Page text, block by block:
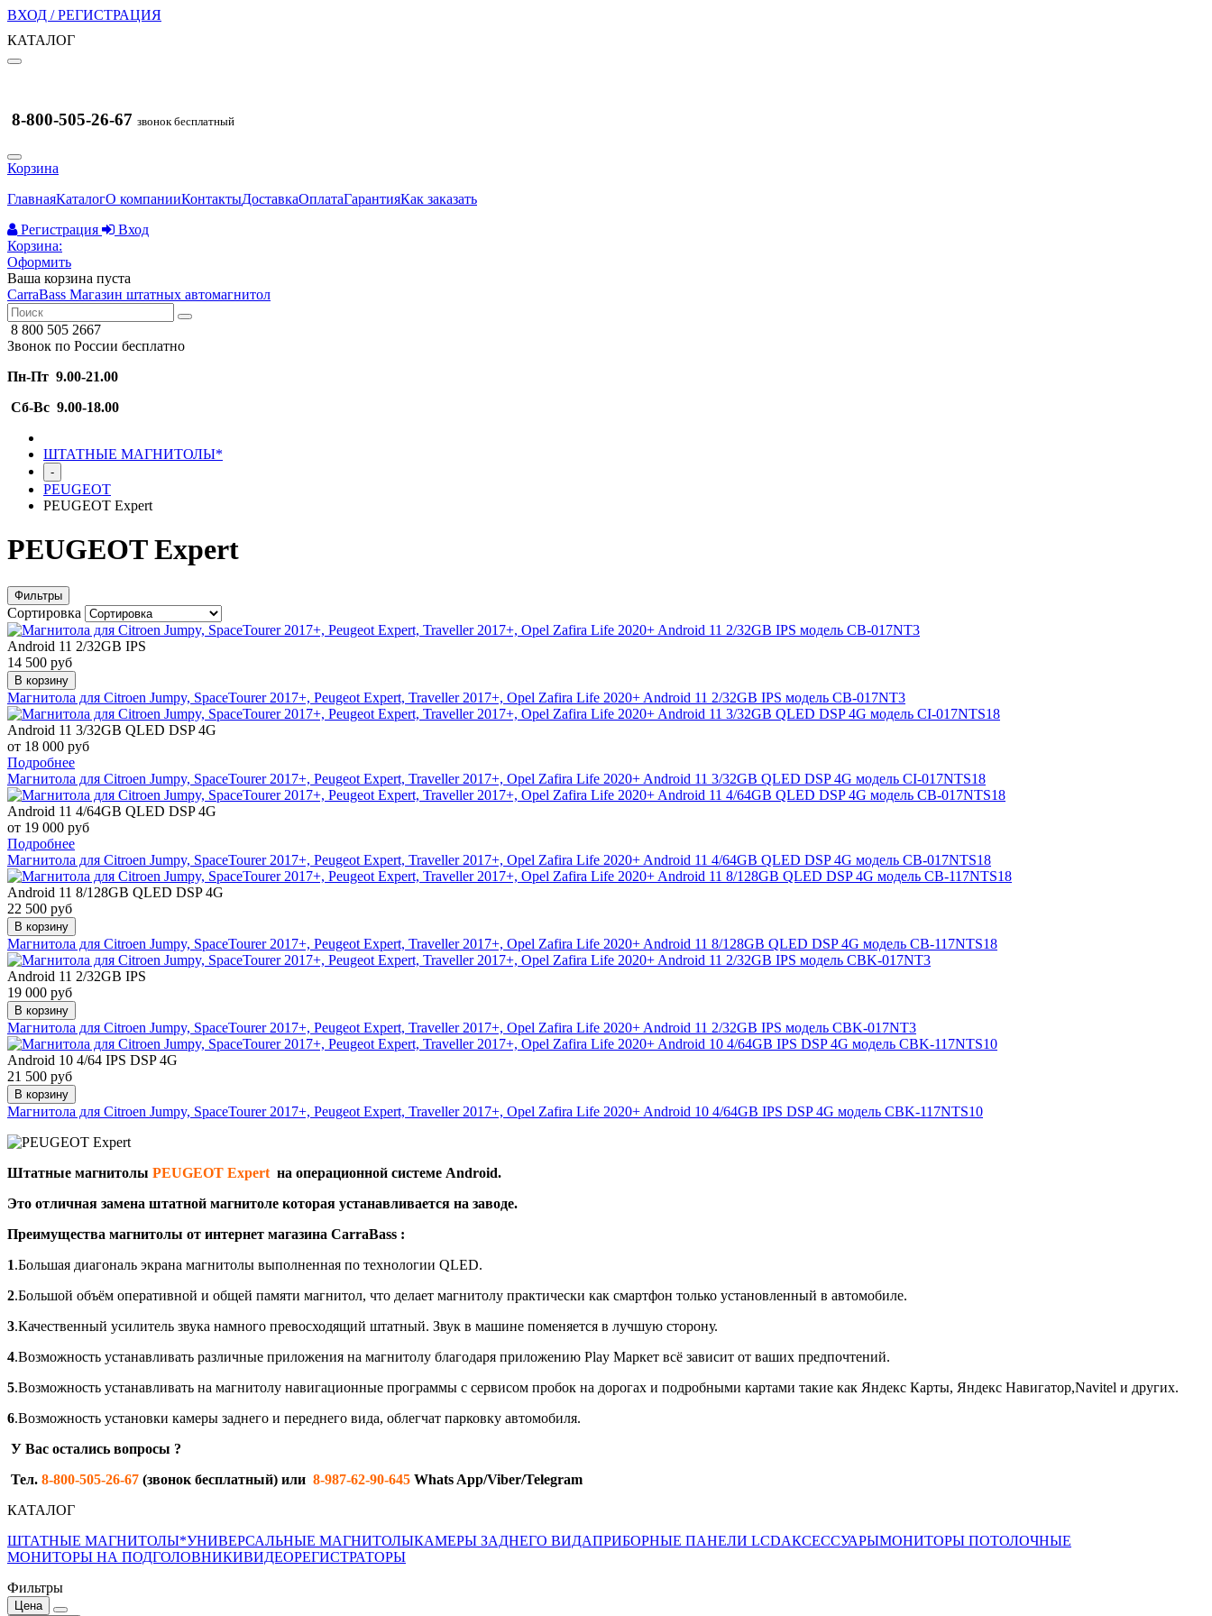
ВХОД / РЕГИСТРАЦИЯ
КАТАЛОГ
8-800-505-26-67 звонок бесплатный
Корзина
ГлавнаяКаталогО компанииКонтактыДоставкаОплатаГарантияКак заказать
Регистрация
Вход
Корзина:
Оформить
Ваша корзина пуста
CarraBass Магазин штатных автомагнитол
8 800 505 2667
Звонок по России бесплатно
Пн-Пт 9.00-21.00
Сб-Вс 9.00-18.00
ШТАТНЫЕ МАГНИТОЛЫ*
-
PEUGEOT
PEUGEOT Expert
PEUGEOT Expert
Фильтры
Сортировка
Android 11 2/32GB IPS
14 500 руб
В корзину
Магнитола для Citroen Jumpy, SpaceTourer 2017+, Peugeot Expert, Traveller 2017+, Opel Zafira Life 2020+ Android 11 2/32GB IPS модель CB-017NT3
Android 11 3/32GB QLED DSP 4G
от 18 000 руб
Подробнее
Магнитола для Citroen Jumpy, SpaceTourer 2017+, Peugeot Expert, Traveller 2017+, Opel Zafira Life 2020+ Android 11 3/32GB QLED DSP 4G модель CI-017NTS18
Android 11 4/64GB QLED DSP 4G
от 19 000 руб
Подробнее
Магнитола для Citroen Jumpy, SpaceTourer 2017+, Peugeot Expert, Traveller 2017+, Opel Zafira Life 2020+ Android 11 4/64GB QLED DSP 4G модель CB-017NTS18
Android 11 8/128GB QLED DSP 4G
22 500 руб
В корзину
Магнитола для Citroen Jumpy, SpaceTourer 2017+, Peugeot Expert, Traveller 2017+, Opel Zafira Life 2020+ Android 11 8/128GB QLED DSP 4G модель CB-117NTS18
Android 11 2/32GB IPS
19 000 руб
В корзину
Магнитола для Citroen Jumpy, SpaceTourer 2017+, Peugeot Expert, Traveller 2017+, Opel Zafira Life 2020+ Android 11 2/32GB IPS модель CBK-017NT3
Android 10 4/64 IPS DSP 4G
21 500 руб
В корзину
Магнитола для Citroen Jumpy, SpaceTourer 2017+, Peugeot Expert, Traveller 2017+, Opel Zafira Life 2020+ Android 10 4/64GB IPS DSP 4G модель CBK-117NTS10
Штатные магнитолы PEUGEOT Expert на операционной системе Android.
Это отличная замена штатной магнитоле которая устанавливается на заводе.
Преимущества магнитолы от интернет магазина CarraBass :
1.Большая диагональ экрана магнитолы выполненная по технологии QLED.
2.Большой объём оперативной и общей памяти магнитол, что делает магнитолу практически как смартфон только установленный в автомобиле.
3.Качественный усилитель звука намного превосходящий штатный. Звук в машине поменяется в лучшую сторону.
4.Возможность устанавливать различные приложения на магнитолу благодаря приложению Play Maркет всё зависит от ваших предпочтений.
5.Возможность устанавливать на магнитолу навигационные программы с сервисом пробок на дорогах и подробными картами такие как Яндекс Карты, Яндекс Навигатор,Navitel и других.
6.Возможность установки камеры заднего и переднего вида, облегчат парковку автомобиля.
У Вас остались вопросы ?
Тел. 8-800-505-26-67 (звонок бесплатный) или 8-987-62-90-645 Whats App/Viber/Telegram
КАТАЛОГ
ШТАТНЫЕ МАГНИТОЛЫ*УНИВЕРСАЛЬНЫЕ МАГНИТОЛЫКАМЕРЫ ЗАДНЕГО ВИДАПРИБОРНЫЕ ПАНЕЛИ LCDАКСЕССУАРЫМОНИТОРЫ ПОТОЛОЧНЫЕ
МОНИТОРЫ НА ПОДГОЛОВНИКИВИДЕОРЕГИСТРАТОРЫ
Фильтры
Цена